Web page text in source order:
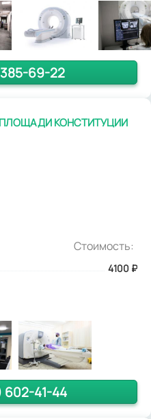
69-22
КОНСТИТУЦИИ
Стоимость:
4100 ₽
602-41-44